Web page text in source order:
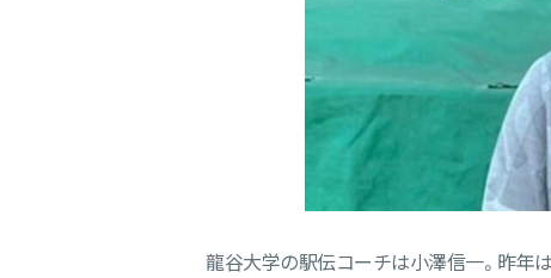
龍谷大学の駅伝コーチは小澤信一。昨年